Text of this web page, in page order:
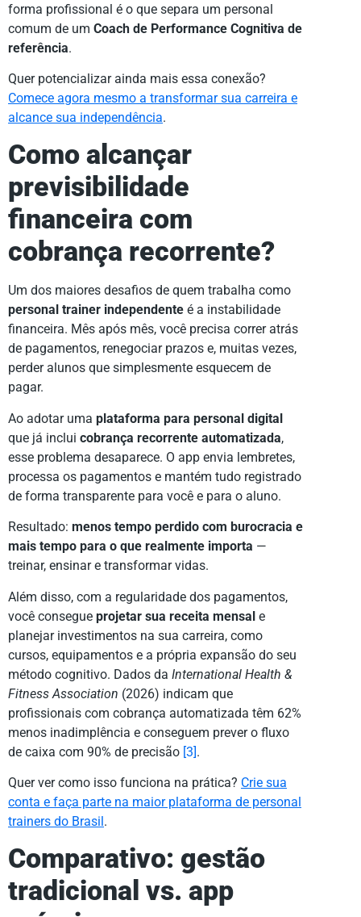
forma profissional é o que separa um personal
comum de um Coach de Performance Cognitiva de
referência.
Quer potencializar ainda mais essa conexão?
Comece agora mesmo a transformar sua carreira e
alcance sua independência.
Como alcançar
previsibilidade
financeira com
cobrança recorrente?
Um dos maiores desafios de quem trabalha como
personal trainer independente é a instabilidade
financeira. Mês após mês, você precisa correr atrás
de pagamentos, renegociar prazos e, muitas vezes,
perder alunos que simplesmente esquecem de
pagar.
Ao adotar uma plataforma para personal digital
que já inclui cobrança recorrente automatizada,
esse problema desaparece. O app envia lembretes,
processa os pagamentos e mantém tudo registrado
de forma transparente para você e para o aluno.
Resultado: menos tempo perdido com burocracia e
mais tempo para o que realmente importa —
treinar, ensinar e transformar vidas.
Além disso, com a regularidade dos pagamentos,
você consegue projetar sua receita mensal e
planejar investimentos na sua carreira, como
cursos, equipamentos e a própria expansão do seu
método cognitivo. Dados da International Health &
Fitness Association (2026) indicam que
profissionais com cobrança automatizada têm 62%
menos inadimplência e conseguem prever o fluxo
de caixa com 90% de precisão [3].
Quer ver como isso funciona na prática? Crie sua
conta e faça parte na maior plataforma de personal
trainers do Brasil.
Comparativo: gestão
tradicional vs. app